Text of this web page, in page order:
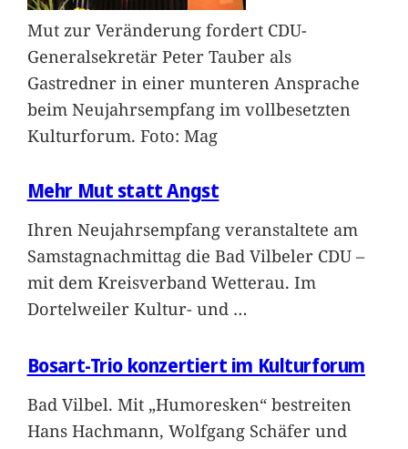
Mut zur Veränderung fordert CDU-
Generalsekretär Peter Tauber als
Gastredner in einer munteren Ansprache
beim Neujahrsempfang im vollbesetzten
Kulturforum. Foto: Mag
Mehr Mut statt Angst
Ihren Neujahrsempfang veranstaltete am
Samstagnachmittag die Bad Vilbeler CDU –
mit dem Kreisverband Wetterau. Im
Dortelweiler Kultur- und …
Bosart-Trio konzertiert im Kulturforum
Bad Vilbel. Mit „Humoresken“ bestreiten
Hans Hachmann, Wolfgang Schäfer und